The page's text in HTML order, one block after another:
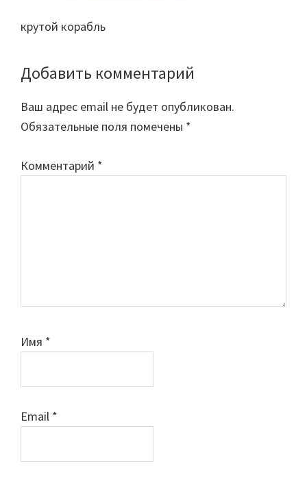
крутой корабль
Добавить комментарий
Ваш адрес email не будет опубликован.
Обязательные поля помечены *
Комментарий *
Имя *
Email *